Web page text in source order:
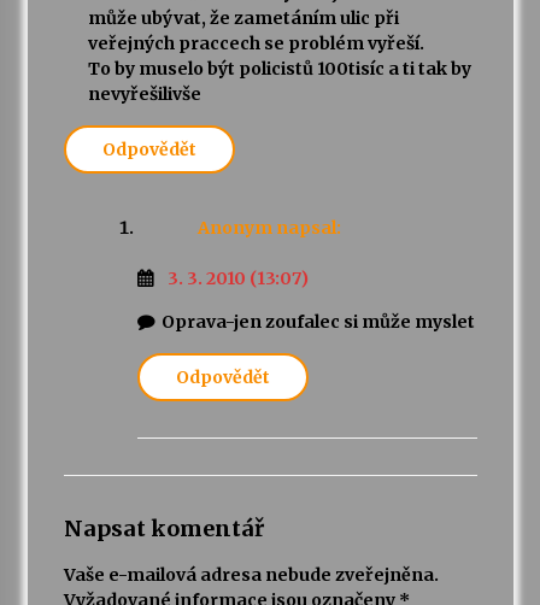
může ubývat, že zametáním ulic při
veřejných praccech se problém vyřeší.
To by muselo být policistů 100tisíc a ti tak by
nevyřešilivše
Odpovědět
Anonym napsal:
3. 3. 2010 (13:07)
Oprava-jen zoufalec si může myslet
Odpovědět
Napsat komentář
Vaše e-mailová adresa nebude zveřejněna.